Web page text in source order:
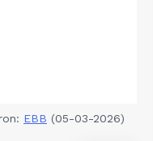
EBB (05-03-2026)